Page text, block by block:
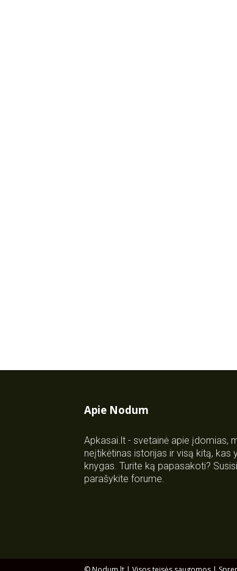
Apie Nodum
Apkasai.lt - svetainė apie įdomias,
neįtikėtinas istorijas ir visą kitą,
knygas. Turite ką papasakoti?
parašykite forume.